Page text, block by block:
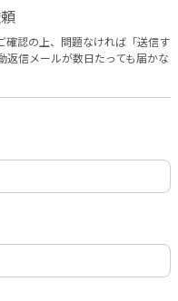
確認の上、問題なければ「送信す
信メールが数日たっても届かな